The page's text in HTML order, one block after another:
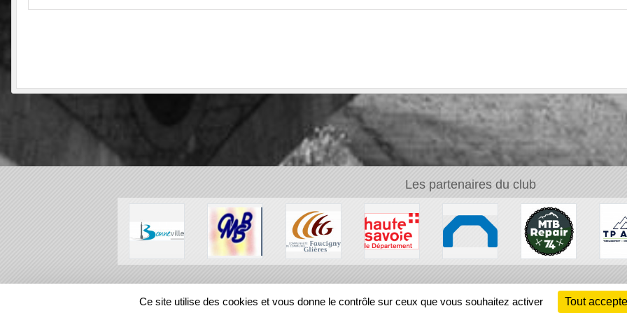
Les partenaires du club
REGIONS
Ce site utilise des cookies et vous donne le contrôle sur ceux que vous souhaitez activer Tout